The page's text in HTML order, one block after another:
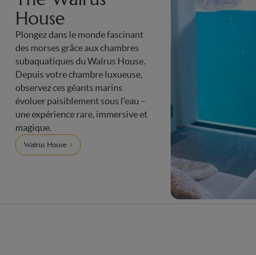
House
Plongez dans le monde fascinant
des morses grâce aux chambres
subaquatiques du Walrus House.
Depuis votre chambre luxueuse,
observez ces géants marins
évoluer paisiblement sous l’eau –
une expérience rare, immersive et
magique.
Walrus House